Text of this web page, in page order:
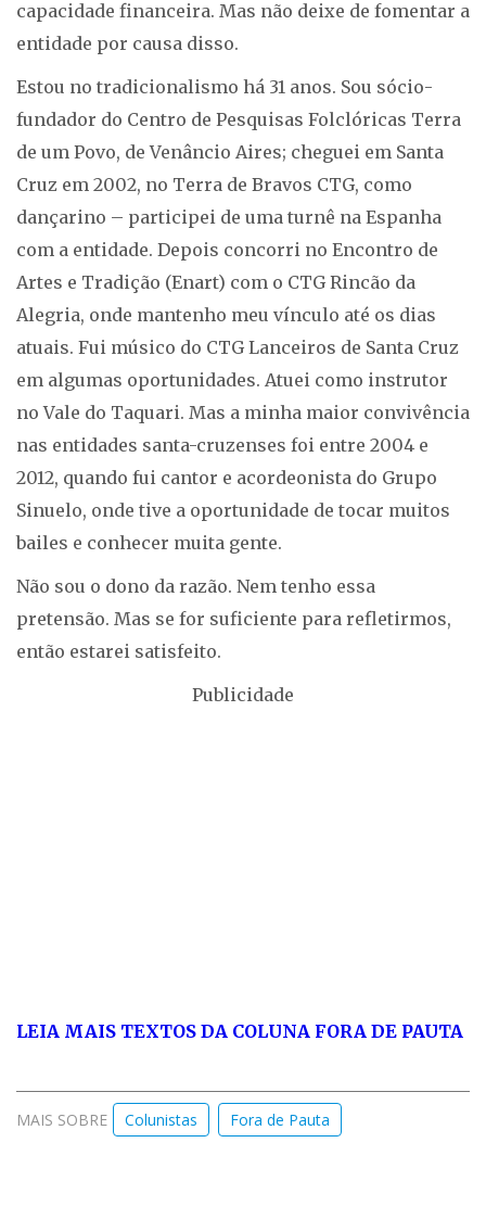
capacidade financeira. Mas não deixe de fomentar a
entidade por causa disso.
Estou no tradicionalismo há 31 anos. Sou sócio-
fundador do Centro de Pesquisas Folclóricas Terra
de um Povo, de Venâncio Aires; cheguei em Santa
Cruz em 2002, no Terra de Bravos CTG, como
dançarino – participei de uma turnê na Espanha
com a entidade. Depois concorri no Encontro de
Artes e Tradição (Enart) com o CTG Rincão da
Alegria, onde mantenho meu vínculo até os dias
atuais. Fui músico do CTG Lanceiros de Santa Cruz
em algumas oportunidades. Atuei como instrutor
no Vale do Taquari. Mas a minha maior convivência
nas entidades santa-cruzenses foi entre 2004 e
2012, quando fui cantor e acordeonista do Grupo
Sinuelo, onde tive a oportunidade de tocar muitos
bailes e conhecer muita gente.
Não sou o dono da razão. Nem tenho essa
pretensão. Mas se for suficiente para refletirmos,
então estarei satisfeito.
Publicidade
LEIA MAIS TEXTOS DA COLUNA FORA DE PAUTA
MAIS SOBRE Colunistas Fora de Pauta